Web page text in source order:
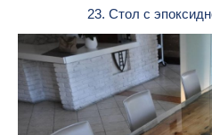
23. Стол с